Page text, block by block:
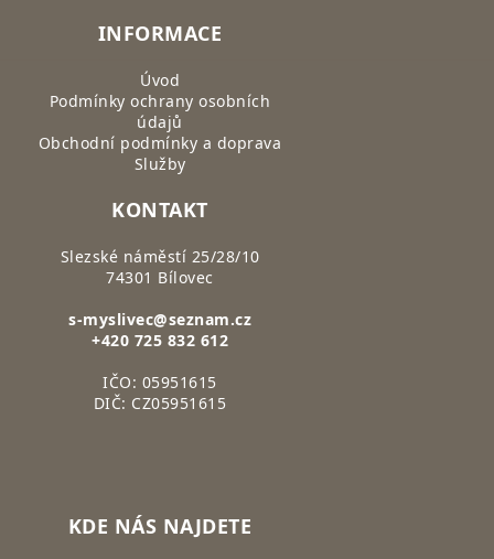
INFORMACE
Úvod
Podmínky ochrany osobních
údajů
Obchodní podmínky a doprava
Služby
KONTAKT
Slezské náměstí 25/28/10
74301 Bílovec
s-myslivec@seznam.cz
+420 725 832 612
IČO: 05951615
DIČ: CZ05951615
KDE NÁS NAJDETE